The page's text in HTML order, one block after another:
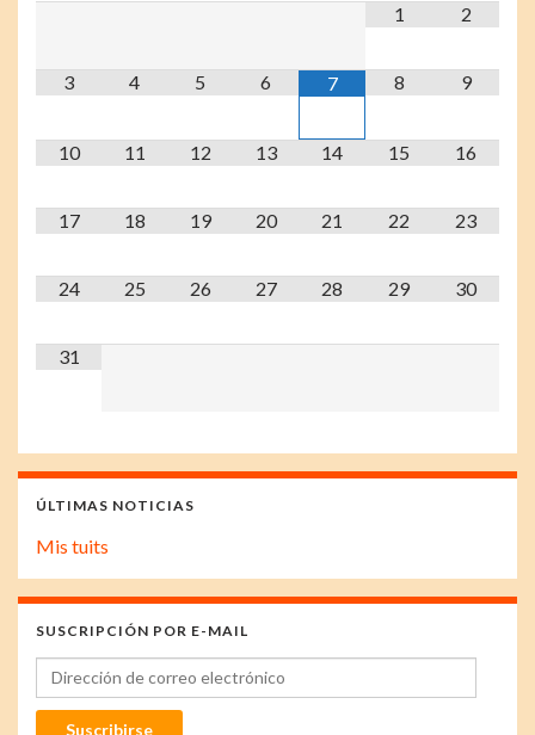
1
2
3 4 5 6 7 8 9
10 11 12 13 14 15 16
17 18 19 20 21 22 23
24 25 26 27 28 29 30
31
ÚLTIMAS NOTICIAS
Mis tuits
SUSCRIPCIÓN POR E-MAIL
Dirección de correo electrónico
Suscribirse